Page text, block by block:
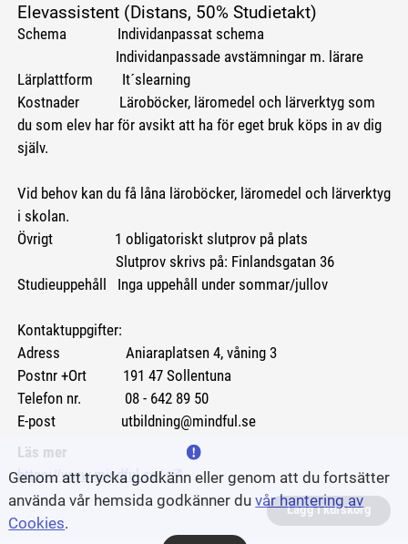
Elevassistent (Distans, 50% Studietakt)
Schema Individanpassat schema
Individanpassade avstämningar m. lärare
Lärplattform It´slearning
Kostnader Läroböcker, läromedel och lärverktyg som
du som elev har för avsikt att ha för eget bruk köps in av dig
själv.
Vid behov kan du få låna läroböcker, läromedel och lärverktyg
i skolan.
Övrigt 1 obligatoriskt slutprov på plats
Slutprov skrivs på: Finlandsgatan 36
Studieuppehåll Inga uppehåll under sommar/jullov
Kontaktuppgifter:
Adress Aniaraplatsen 4, våning 3
Postnr +Ort 191 47 Sollentuna
Telefon nr. 08 - 642 89 50
E-post utbildning@mindful.se
Läs mer
https://www.mindful.se/(Länk till extern sida.)
Lägg i kurskorg
Genom att trycka godkänn eller genom att du fortsätter
använda vår hemsida godkänner duvår hantering av
Cookies.